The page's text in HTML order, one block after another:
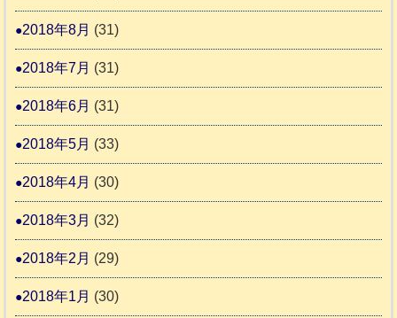
2018年8月 (31)
2018年7月 (31)
2018年6月 (31)
2018年5月 (33)
2018年4月 (30)
2018年3月 (32)
2018年2月 (29)
2018年1月 (30)